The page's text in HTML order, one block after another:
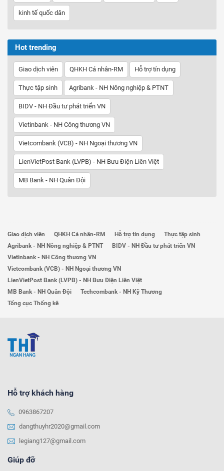
kinh tế quốc dân
Hot trending
Giao dịch viên QHKH Cá nhân-RM Hỗ trợ tín dụng
Thực tập sinh Agribank - NH Nông nghiệp & PTNT
BIDV - NH Đầu tư phát triển VN
Vietinbank - NH Công thương VN
Vietcombank (VCB) - NH Ngoại thương VN
LienVietPost Bank (LVPB) - NH Bưu Điện Liên Việt
MB Bank - NH Quân Đội
Giao dịch viên QHKH Cá nhân-RM Hỗ trợ tín dụng
Thực tập sinh
Agribank - NH Nông nghiệp & PTNT
BIDV - NH Đầu tư phát triển VN
Vietinbank - NH Công thương VN
Vietcombank (VCB) - NH Ngoại thương VN
LienVietPost Bank (LVPB) - NH Bưu Điện Liên Việt
MB Bank - NH Quân Đội
Techcombank - NH Kỹ Thương
Tổng cục Thống kê
Hỗ trợ khách hàng
0963867207
dangthuyhr2020@gmail.com
legiang127@gmail.com
Giúp đỡ